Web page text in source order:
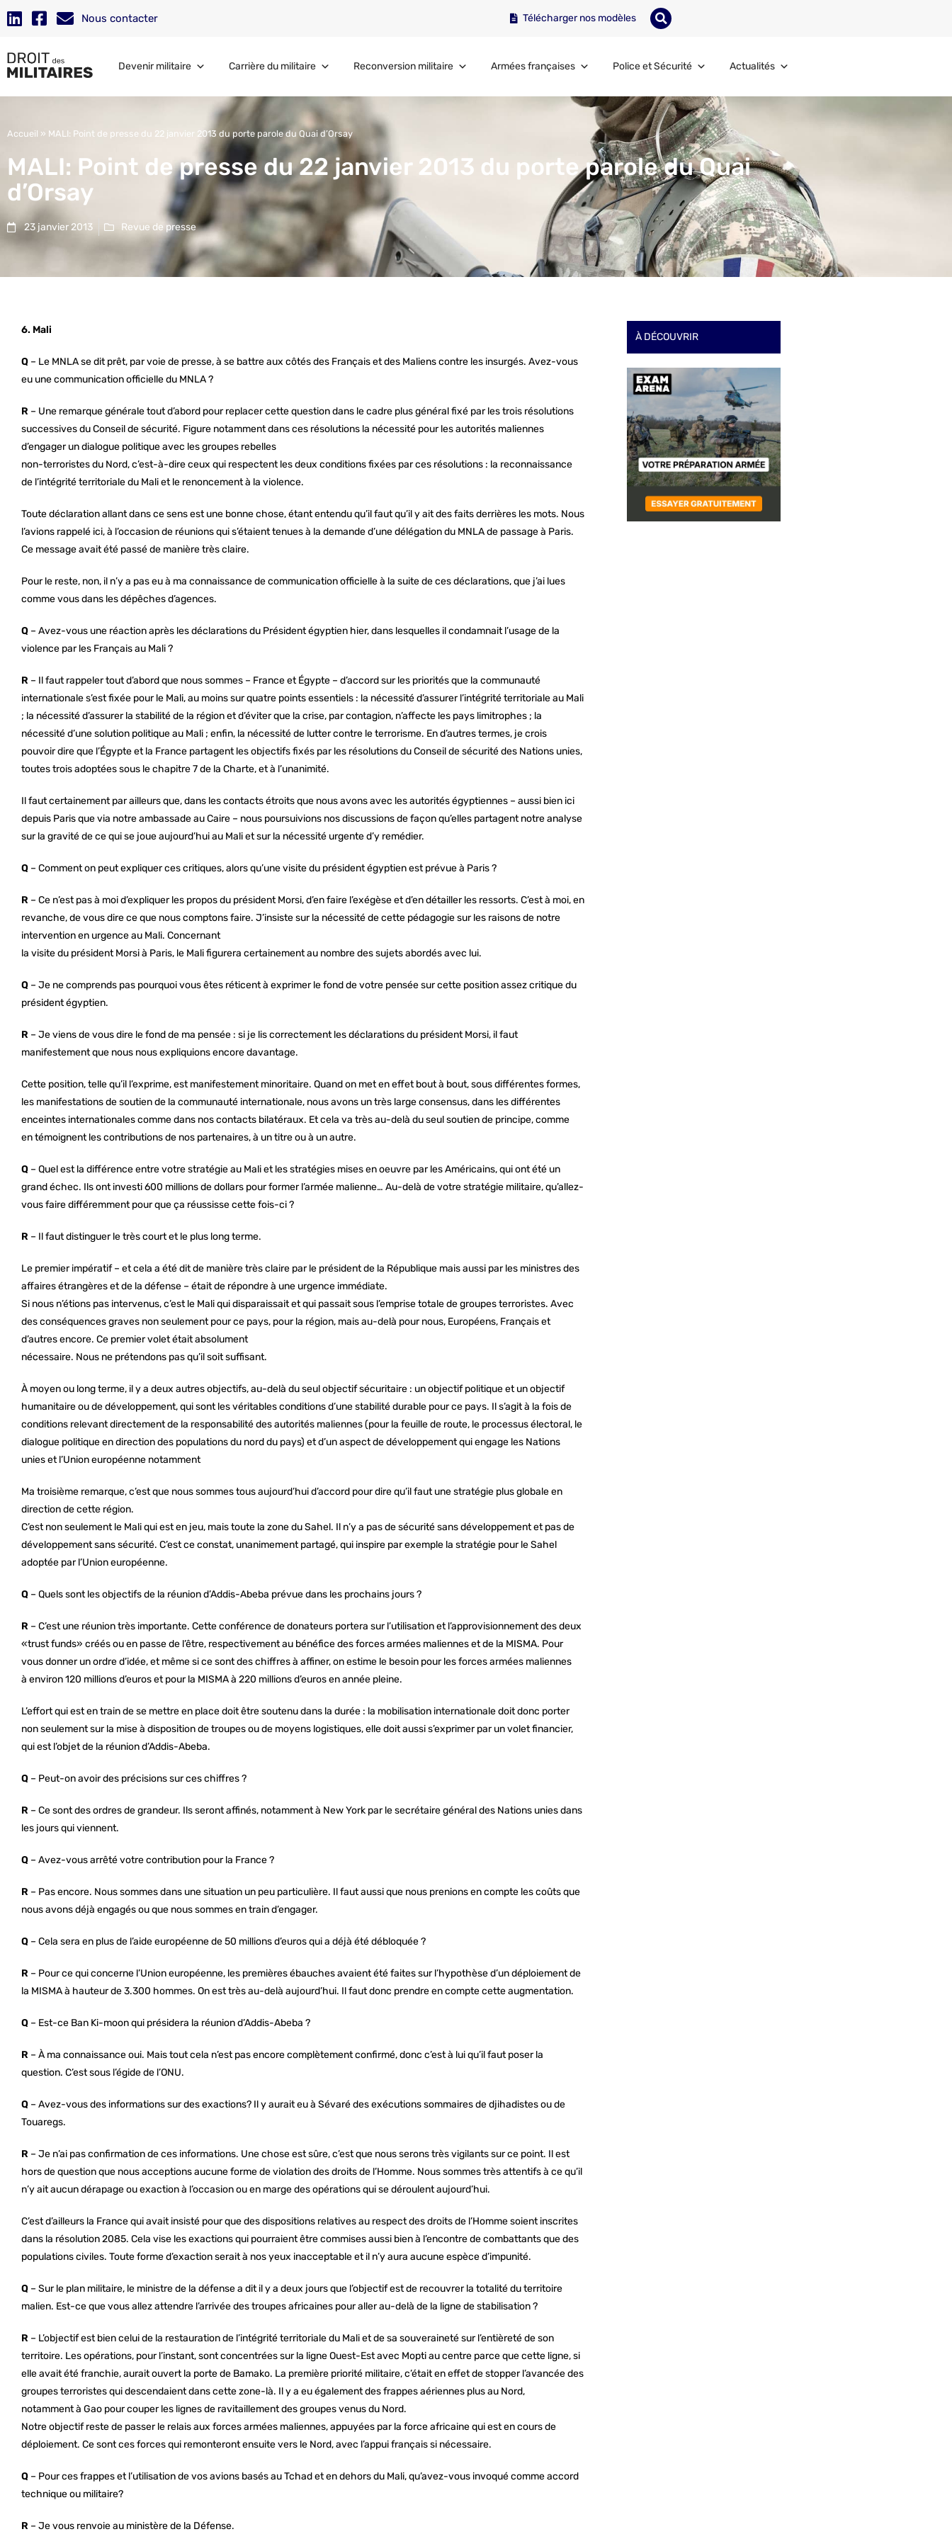
Nous contacter Télécharger nos modèles
Devenir militaire Carrière du militaire Reconversion militaire Armées françaises Police et Sécurité Actualités
Accueil » MALI: Point de presse du 22 janvier 2013 du porte parole du Quai d’Orsay
MALI: Point de presse du 22 janvier 2013 du porte parole du Quai
d’Orsay
23 janvier 2013 Revue de presse
6. Mali
Q – Le MNLA se dit prêt, par voie de presse, à se battre aux côtés des Français et des Maliens contre les insurgés. Avez-vous
eu une communication officielle du MNLA ?
R – Une remarque générale tout d’abord pour replacer cette question dans le cadre plus général fixé par les trois résolutions
successives du Conseil de sécurité. Figure notamment dans ces résolutions la nécessité pour les autorités maliennes
d’engager un dialogue politique avec les groupes rebelles
non-terroristes du Nord, c’est-à-dire ceux qui respectent les deux conditions fixées par ces résolutions : la reconnaissance
de l’intégrité territoriale du Mali et le renoncement à la violence.
Toute déclaration allant dans ce sens est une bonne chose, étant entendu qu’il faut qu’il y ait des faits derrières les mots. Nous
l’avions rappelé ici, à l’occasion de réunions qui s’étaient tenues à la demande d’une délégation du MNLA de passage à Paris.
Ce message avait été passé de manière très claire.
Pour le reste, non, il n’y a pas eu à ma connaissance de communication officielle à la suite de ces déclarations, que j’ai lues
comme vous dans les dépêches d’agences.
Q – Avez-vous une réaction après les déclarations du Président égyptien hier, dans lesquelles il condamnait l’usage de la
violence par les Français au Mali ?
R – Il faut rappeler tout d’abord que nous sommes – France et Égypte – d’accord sur les priorités que la communauté
internationale s’est fixée pour le Mali, au moins sur quatre points essentiels : la nécessité d’assurer l’intégrité territoriale au Mali
; la nécessité d’assurer la stabilité de la région et d’éviter que la crise, par contagion, n’affecte les pays limitrophes ; la
nécessité d’une solution politique au Mali ; enfin, la nécessité de lutter contre le terrorisme. En d’autres termes, je crois
pouvoir dire que l’Égypte et la France partagent les objectifs fixés par les résolutions du Conseil de sécurité des Nations unies,
toutes trois adoptées sous le chapitre 7 de la Charte, et à l’unanimité.
Il faut certainement par ailleurs que, dans les contacts étroits que nous avons avec les autorités égyptiennes – aussi bien ici
depuis Paris que via notre ambassade au Caire – nous poursuivions nos discussions de façon qu’elles partagent notre analyse
sur la gravité de ce qui se joue aujourd’hui au Mali et sur la nécessité urgente d’y remédier.
Q – Comment on peut expliquer ces critiques, alors qu’une visite du président égyptien est prévue à Paris ?
R – Ce n’est pas à moi d’expliquer les propos du président Morsi, d’en faire l’exégèse et d’en détailler les ressorts. C’est à moi, en
revanche, de vous dire ce que nous comptons faire. J’insiste sur la nécessité de cette pédagogie sur les raisons de notre
intervention en urgence au Mali. Concernant
la visite du président Morsi à Paris, le Mali figurera certainement au nombre des sujets abordés avec lui.
Q – Je ne comprends pas pourquoi vous êtes réticent à exprimer le fond de votre pensée sur cette position assez critique du
président égyptien.
R – Je viens de vous dire le fond de ma pensée : si je lis correctement les déclarations du président Morsi, il faut
manifestement que nous nous expliquions encore davantage.
Cette position, telle qu’il l’exprime, est manifestement minoritaire. Quand on met en effet bout à bout, sous différentes formes,
les manifestations de soutien de la communauté internationale, nous avons un très large consensus, dans les différentes
enceintes internationales comme dans nos contacts bilatéraux. Et cela va très au-delà du seul soutien de principe, comme
en témoignent les contributions de nos partenaires, à un titre ou à un autre.
Q – Quel est la différence entre votre stratégie au Mali et les stratégies mises en oeuvre par les Américains, qui ont été un
grand échec. Ils ont investi 600 millions de dollars pour former l’armée malienne… Au-delà de votre stratégie militaire, qu’allez-
vous faire différemment pour que ça réussisse cette fois-ci ?
R – Il faut distinguer le très court et le plus long terme.
Le premier impératif – et cela a été dit de manière très claire par le président de la République mais aussi par les ministres des
affaires étrangères et de la défense – était de répondre à une urgence immédiate.
Si nous n’étions pas intervenus, c’est le Mali qui disparaissait et qui passait sous l’emprise totale de groupes terroristes. Avec
des conséquences graves non seulement pour ce pays, pour la région, mais au-delà pour nous, Européens, Français et
d’autres encore. Ce premier volet était absolument
nécessaire. Nous ne prétendons pas qu’il soit suffisant.
À moyen ou long terme, il y a deux autres objectifs, au-delà du seul objectif sécuritaire : un objectif politique et un objectif
humanitaire ou de développement, qui sont les véritables conditions d’une stabilité durable pour ce pays. Il s’agit à la fois de
conditions relevant directement de la responsabilité des autorités maliennes (pour la feuille de route, le processus électoral, le
dialogue politique en direction des populations du nord du pays) et d’un aspect de développement qui engage les Nations
unies et l’Union européenne notamment
Ma troisième remarque, c’est que nous sommes tous aujourd’hui d’accord pour dire qu’il faut une stratégie plus globale en
direction de cette région.
C’est non seulement le Mali qui est en jeu, mais toute la zone du Sahel. Il n’y a pas de sécurité sans développement et pas de
développement sans sécurité. C’est ce constat, unanimement partagé, qui inspire par exemple la stratégie pour le Sahel
adoptée par l’Union européenne.
Q – Quels sont les objectifs de la réunion d’Addis-Abeba prévue dans les prochains jours ?
R – C’est une réunion très importante. Cette conférence de donateurs portera sur l’utilisation et l’approvisionnement des deux
«trust funds» créés ou en passe de l’être, respectivement au bénéfice des forces armées maliennes et de la MISMA. Pour
vous donner un ordre d’idée, et même si ce sont des chiffres à affiner, on estime le besoin pour les forces armées maliennes
à environ 120 millions d’euros et pour la MISMA à 220 millions d’euros en année pleine.
L’effort qui est en train de se mettre en place doit être soutenu dans la durée : la mobilisation internationale doit donc porter
non seulement sur la mise à disposition de troupes ou de moyens logistiques, elle doit aussi s’exprimer par un volet financier,
qui est l’objet de la réunion d’Addis-Abeba.
Q – Peut-on avoir des précisions sur ces chiffres ?
R – Ce sont des ordres de grandeur. Ils seront affinés, notamment à New York par le secrétaire général des Nations unies dans
les jours qui viennent.
Q – Avez-vous arrêté votre contribution pour la France ?
R – Pas encore. Nous sommes dans une situation un peu particulière. Il faut aussi que nous prenions en compte les coûts que
nous avons déjà engagés ou que nous sommes en train d’engager.
Q – Cela sera en plus de l’aide européenne de 50 millions d’euros qui a déjà été débloquée ?
R – Pour ce qui concerne l’Union européenne, les premières ébauches avaient été faites sur l’hypothèse d’un déploiement de
la MISMA à hauteur de 3.300 hommes. On est très au-delà aujourd’hui. Il faut donc prendre en compte cette augmentation.
Q – Est-ce Ban Ki-moon qui présidera la réunion d’Addis-Abeba ?
R – À ma connaissance oui. Mais tout cela n’est pas encore complètement confirmé, donc c’est à lui qu’il faut poser la
question. C’est sous l’égide de l’ONU.
Q – Avez-vous des informations sur des exactions? Il y aurait eu à Sévaré des exécutions sommaires de djihadistes ou de
Touaregs.
R – Je n’ai pas confirmation de ces informations. Une chose est sûre, c’est que nous serons très vigilants sur ce point. Il est
hors de question que nous acceptions aucune forme de violation des droits de l’Homme. Nous sommes très attentifs à ce qu’il
n’y ait aucun dérapage ou exaction à l’occasion ou en marge des opérations qui se déroulent aujourd’hui.
C’est d’ailleurs la France qui avait insisté pour que des dispositions relatives au respect des droits de l’Homme soient inscrites
dans la résolution 2085. Cela vise les exactions qui pourraient être commises aussi bien à l’encontre de combattants que des
populations civiles. Toute forme d’exaction serait à nos yeux inacceptable et il n’y aura aucune espèce d’impunité.
Q – Sur le plan militaire, le ministre de la défense a dit il y a deux jours que l’objectif est de recouvrer la totalité du territoire
malien. Est-ce que vous allez attendre l’arrivée des troupes africaines pour aller au-delà de la ligne de stabilisation ?
R – L’objectif est bien celui de la restauration de l’intégrité territoriale du Mali et de sa souveraineté sur l’entièreté de son
territoire. Les opérations, pour l’instant, sont concentrées sur la ligne Ouest-Est avec Mopti au centre parce que cette ligne, si
elle avait été franchie, aurait ouvert la porte de Bamako. La première priorité militaire, c’était en effet de stopper l’avancée des
groupes terroristes qui descendaient dans cette zone-là. Il y a eu également des frappes aériennes plus au Nord,
notamment à Gao pour couper les lignes de ravitaillement des groupes venus du Nord.
Notre objectif reste de passer le relais aux forces armées maliennes, appuyées par la force africaine qui est en cours de
déploiement. Ce sont ces forces qui remonteront ensuite vers le Nord, avec l’appui français si nécessaire.
Q – Pour ces frappes et l’utilisation de vos avions basés au Tchad et en dehors du Mali, qu’avez-vous invoqué comme accord
technique ou militaire?
R – Je vous renvoie au ministère de la Défense.
À DÉCOUVRIR